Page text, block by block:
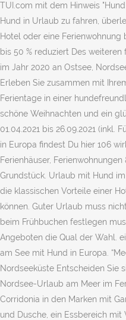
TUI.com mit dem Hinweis
Hund in Urlaub zu fahren,
Hotel oder eine
bis 50 % reduziert Des
im Jahr 2020 an Ostsee,
Erleben Sie zusammen mit
Ferientage in einer
schöne Weihnachten und ein
01.04.2021 bis 26.09.2021 (inkl.
in Europa findest Du hier 106
Ferienhäuser,
Grundstück. Urlaub mit Hund
die klassischen Vorteile einer
können. Guter Urlaub muss
beim Frühbuchen festlegen
Angeboten die Qual der Wahl.
am See mit Hund in Europa.
Nordseeküste Entscheiden Sie
Nordsee-Urlaub am Meer im
Corridonia in den Marken mit
und Dusche, ein Essbereich mit